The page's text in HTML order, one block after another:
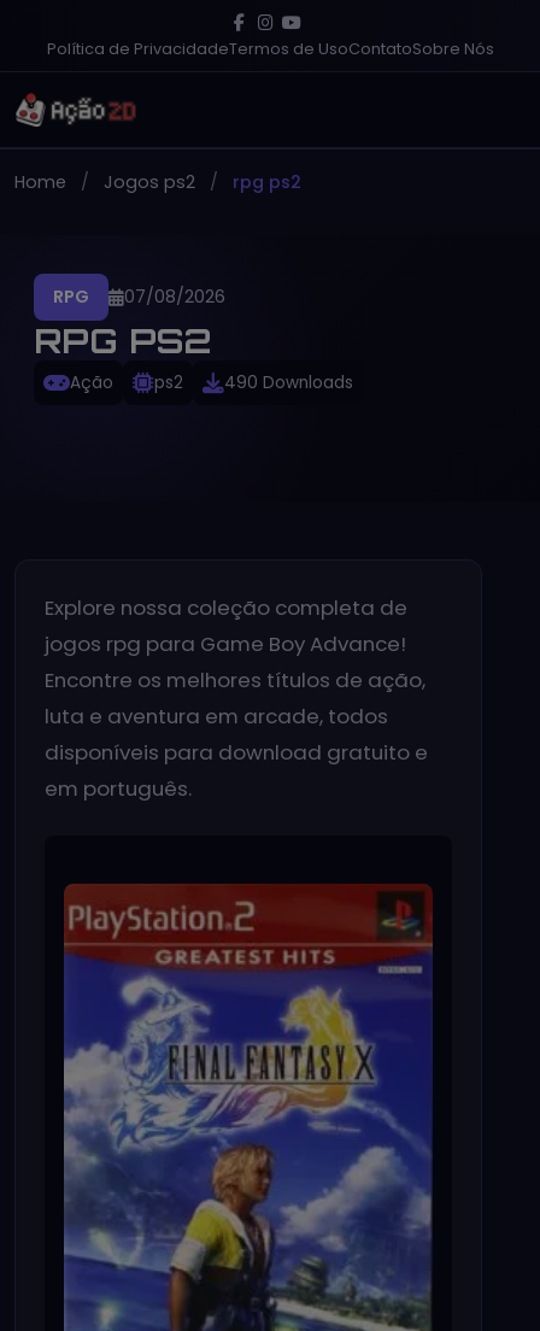
Política de PrivacidadeTermos de UsoContatoSobre Nós
Home Jogos ps2 rpg ps2
RPG 07/08/2026
RPG PS2
Ação ps2 490 Downloads
Explore nossa coleção completa de
jogos rpg para Game Boy Advance!
Encontre os melhores títulos de ação,
luta e aventura em arcade, todos
disponíveis para download gratuito e
em português.